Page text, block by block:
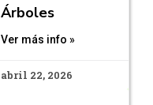
Árboles
Ver más info »
abril 22, 2026